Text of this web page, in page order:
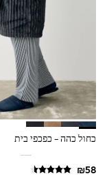
Dresses
Dresses
Dresses
Dresses
Dresses
100% Cotton Dresses
Gilets
Hooded
Parkas
Puffers
Raincoats
Shackets
Dresses
כחול כהה - כפכפי בית